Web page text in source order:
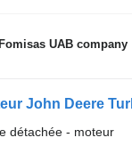
UAB company
John Deere
détachée - moteur